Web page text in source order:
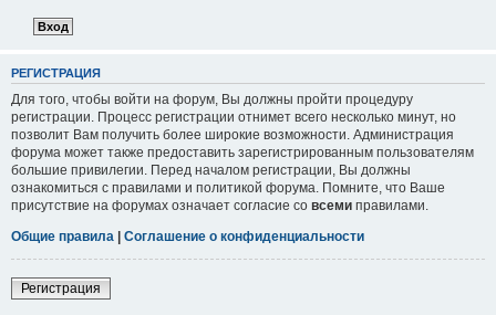
РЕГИСТРАЦИЯ
Для того, чтобы войти на форум, Вы должны пройти процедуру
регистрации. Процесс регистрации отнимет всего несколько минут, но
позволит Вам получить более широкие возможности. Администрация
форума может также предоставить зарегистрированным пользователям
большие привилегии. Перед началом регистрации, Вы должны
ознакомиться с правилами и политикой форума. Помните, что Ваше
присутствие на форумах означает согласие со всеми правилами.
Общие правила | Соглашение о конфиденциальности
Регистрация